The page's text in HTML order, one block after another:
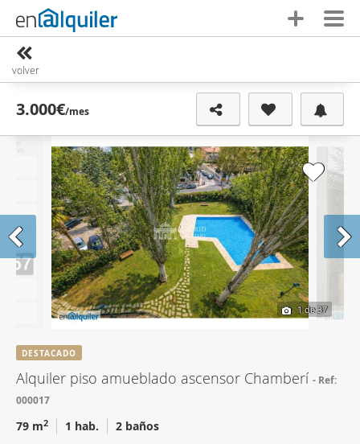
volver
3.000€/mes
1de 37
DESTACADO
Alquiler piso amueblado ascensor Chamberí
Ref:
000017
79 m2 1 hab.
2 baños